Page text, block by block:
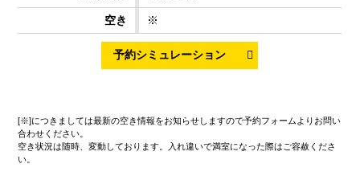
※
[※]につきましては最新の空き情報をお知らせしますので予約フォームよりお問い
合わせください。
空き状況は随時、変動しております。入れ違いで満室になった際はご容赦くださ
い。